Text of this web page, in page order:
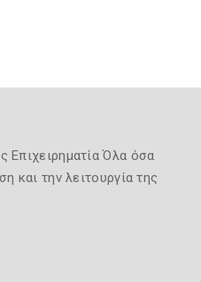
Επιχειρηματία Όλα όσα
και την λειτουργία της